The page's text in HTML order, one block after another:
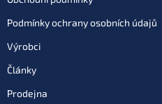
Podmínky ochrany osobních údajů
Výrobci
Články
Prodejna